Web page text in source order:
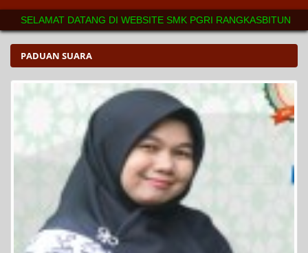
SELAMAT DATANG DI WEBSITE SMK PGRI
PADUAN SUARA